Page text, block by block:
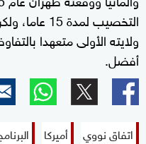
التخصيب
ولايته الأولى متعهدا
أفضل.
اتفاق نووي أميركا